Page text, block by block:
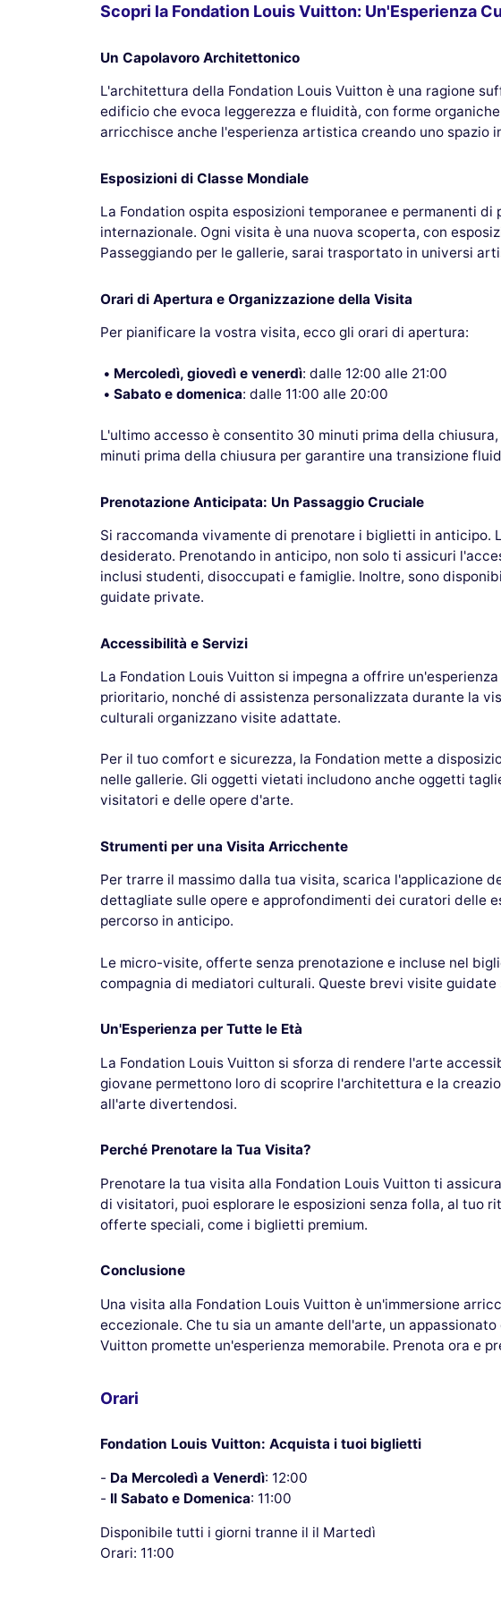
Scopri la Fondation Louis Vuitton: Un'Esperienza
Un Capolavoro Architettonico
L'architettura della Fondation Louis Vuitton è una ragione
edificio che evoca leggerezza e fluidità, con forme
arricchisce anche l'esperienza artistica creando uno spazio
Esposizioni di Classe Mondiale
La Fondation ospita esposizioni temporanee e permanenti
internazionale. Ogni visita è una nuova scoperta, con
Passeggiando per le gallerie, sarai trasportato in universi
Orari di Apertura e Organizzazione della Visita
Per pianificare la vostra visita, ecco gli orari di apertura:
Mercoledì, giovedì e venerdì: dalle 12:00 alle 21:00
Sabato e domenica: dalle 11:00 alle 20:00
L'ultimo accesso è consentito 30 minuti prima della
minuti prima della chiusura per garantire una transizione
Prenotazione Anticipata: Un Passaggio Cruciale
Si raccomanda vivamente di prenotare i biglietti in anticipo.
desiderato. Prenotando in anticipo, non solo ti assicuri
inclusi studenti, disoccupati e famiglie. Inoltre, sono
guidate private.
Accessibilità e Servizi
La Fondation Louis Vuitton si impegna a offrire
prioritario, nonché di assistenza personalizzata durante la
culturali organizzano visite adattate.
Per il tuo comfort e sicurezza, la Fondation mette a
nelle gallerie. Gli oggetti vietati includono anche oggetti
visitatori e delle opere d'arte.
Strumenti per una Visita Arricchente
Per trarre il massimo dalla tua visita, scarica l'applicazione
dettagliate sulle opere e approfondimenti dei curatori delle
percorso in anticipo.
Le micro-visite, offerte senza prenotazione e incluse nel
compagnia di mediatori culturali. Queste brevi visite
Un'Esperienza per Tutte le Età
La Fondation Louis Vuitton si sforza di rendere l'arte
giovane permettono loro di scoprire l'architettura e la
all'arte divertendosi.
Perché Prenotare la Tua Visita?
Prenotare la tua visita alla Fondation Louis Vuitton ti
di visitatori, puoi esplorare le esposizioni senza folla, al tuo
offerte speciali, come i biglietti premium.
Conclusione
Una visita alla Fondation Louis Vuitton è un'immersione
eccezionale. Che tu sia un amante dell'arte, un
Vuitton promette un'esperienza memorabile. Prenota ora e
Orari
Fondation Louis Vuitton: Acquista i tuoi biglietti
- Da Mercoledì a Venerdì: 12:00
- Il Sabato e Domenica: 11:00
Disponibile tutti i giorni tranne il il Martedì
Orari: 11:00